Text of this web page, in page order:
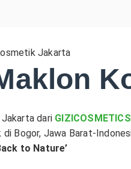
Jakarta
dari GIZICOSMETICS
Bogor, Jawa Barat-
to Nature’